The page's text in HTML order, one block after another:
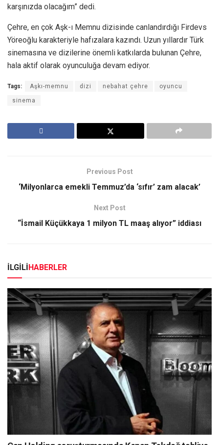
karşınızda olacağım” dedi.
Çehre, en çok Aşk-ı Memnu dizisinde canlandırdığı Firdevs
Yöreoğlu karakteriyle hafızalara kazındı. Uzun yıllardır Türk
sinemasına ve dizilerine önemli katkılarda bulunan Çehre,
hala aktif olarak oyunculuğa devam ediyor.
Tags: Aşkı-memnu dizi nebahat çehre oyuncu
sinema
Previous Post
‘Milyonlarca emekli Temmuz’da ‘sıfır’ zam alacak’
Next Post
“İsmail Küçükkaya 1 milyon TL maaş alıyor” iddiası
İLGİLİHABERLER